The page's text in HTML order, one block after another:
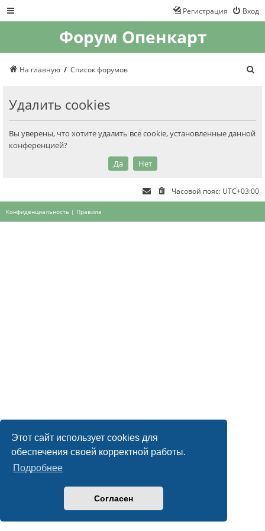
Этот сайт использует cookies для
обеспечения своей корректной работы.
Подробнее
Согласен
Вход
Регистрация
Форум Опенкарт
На главную Список форумов
Удалить cookies
Вы уверены, что хотите удалить все cookie, установленные данной
конференцией?
Часовой пояс: UTC+03:00
Конфиденциальность | Правила